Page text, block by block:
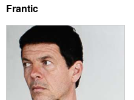
Frantic